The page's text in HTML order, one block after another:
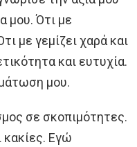
μου. Ότι με
με γεμίζει χαρά και
και ευτυχία.
μου.
σε σκοπιμότητες.
κακίες. Εγώ